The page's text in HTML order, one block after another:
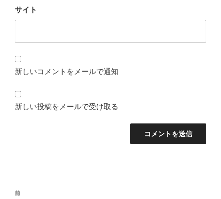
サイト
新しいコメントをメールで通知
新しい投稿をメールで受け取る
投
前
前